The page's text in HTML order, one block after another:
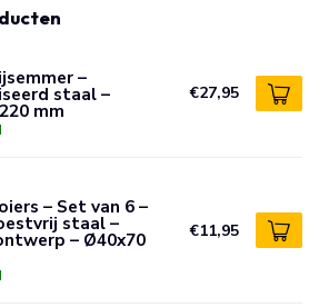
–
staal –
mm
€27,95
– Set van 6 –
staal –
– Ø40x70 €11,95